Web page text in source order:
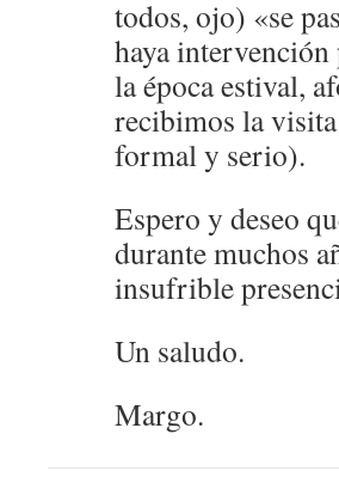
todos, ojo) «se
haya
la época estival,
recibimos la
formal y serio).
Espero y deseo
durante muchos
insufrible
Un saludo.
Margo.